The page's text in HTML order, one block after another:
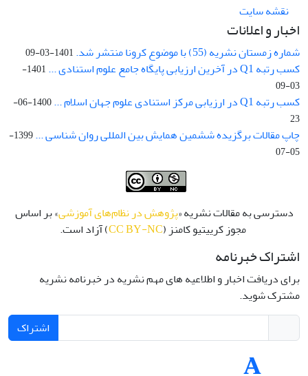
نقشه سایت
اخبار و اعلانات
شماره زمستان نشریه (55) با موضوع کرونا منتشر شد. 1401-03-09
کسب رتبه Q1 در آخرین ارزیابی پایگاه جامع علوم استنادی ...
1401-
03-09
کسب رتبه Q1 در ارزیابی مرکز استنادی علوم جهان اسلام ...
1400-06-
23
چاپ مقالات برگزیده ششمین همایش بین المللی روان شناسی ...
1399-
05-07
دسترسی به مقالات نشریه «پژوهش در نظام‌های آموزشی» بر اساس
مجوز کرییتیو کامنز (CC BY-NC) آزاد است.
اشتراک خبرنامه
برای دریافت اخبار و اطلاعیه های مهم نشریه در خبرنامه نشریه
مشترک شوید.
اشتراک